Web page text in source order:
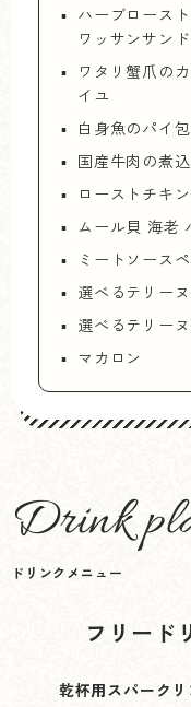
ハーブロース
ワッサンサンド
ワタリ蟹爪の
イユ
白身魚のパイ
国産牛肉の煮
ローストチキ
ムール貝 海老
ミートソース
選べるテリーヌ
選べるテリーヌ
マカロン
Drink
ドリンクメニュー
フリード
乾杯用スパーク